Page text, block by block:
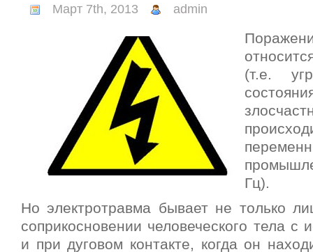
Март 7th, 2013 admin
(т.е.
Гц).
Но электротравма бывает не только
соприкосновении человеческого тела с
и при дуговом контакте, когда он